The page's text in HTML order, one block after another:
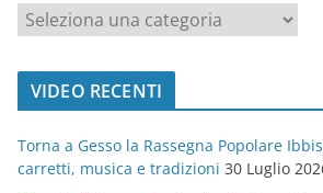
t
o
r
VIDEO RECENTI
Torna a Gesso la Rassegna Popolare
carretti, musica e tradizioni 30 Luglio